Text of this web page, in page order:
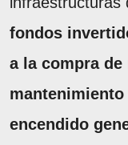
fondos
a la compra
encendido